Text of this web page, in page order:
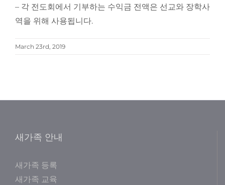
– 각 전도회에서 기부하는 수익금 전액은 선교와 장학사
역을 위해 사용됩니다.
March 23rd, 2019
새가족 안내
새가족 등록
새가족 교육